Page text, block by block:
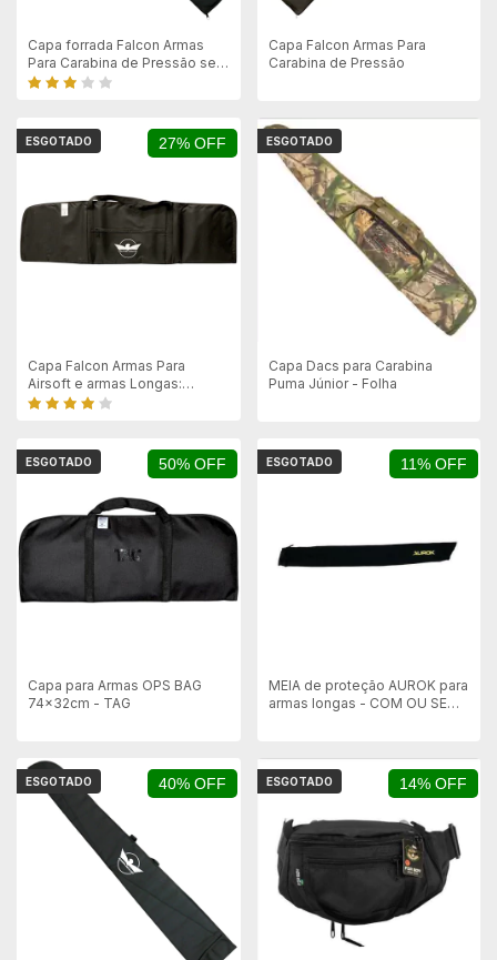
Capa forrada Falcon Armas
Para Carabina de Pressão sem
Luneta - 115x15cm
Capa Falcon Armas Para
Carabina de Pressão
27% OFF
ESGOTADO
Capa Falcon Armas Para
Airsoft e armas Longas:
Forrada
ESGOTADO
Capa Dacs para Carabina
Puma Júnior - Folha
50% OFF
ESGOTADO
Capa para Armas OPS BAG
74x32cm - TAG
11% OFF
ESGOTADO
MEIA de proteção AUROK para
armas longas - COM OU SEM
40% OFF
ESGOTADO 14% OFF
ESGOTADO